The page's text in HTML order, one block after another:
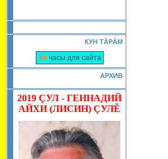
КУН ТĂРĂМ
часы для сайта
АРХИВ
2019 ÇУЛ - ГЕННАДИЙ
АЙХИ (ЛИСИН) ÇУЛĔ